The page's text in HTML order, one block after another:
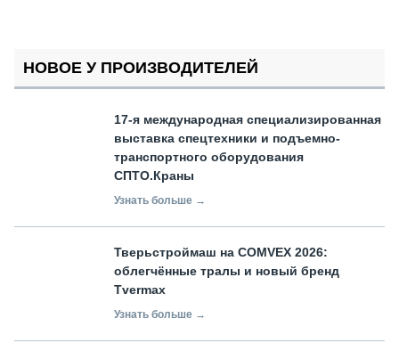
НОВОЕ У ПРОИЗВОДИТЕЛЕЙ
17-я международная специализированная
выставка спецтехники и подъемно-
транспортного оборудования
СПТО.Краны
Узнать больше →
Тверьстроймаш на COMVEX 2026:
облегчённые тралы и новый бренд
Tvermax
Узнать больше →